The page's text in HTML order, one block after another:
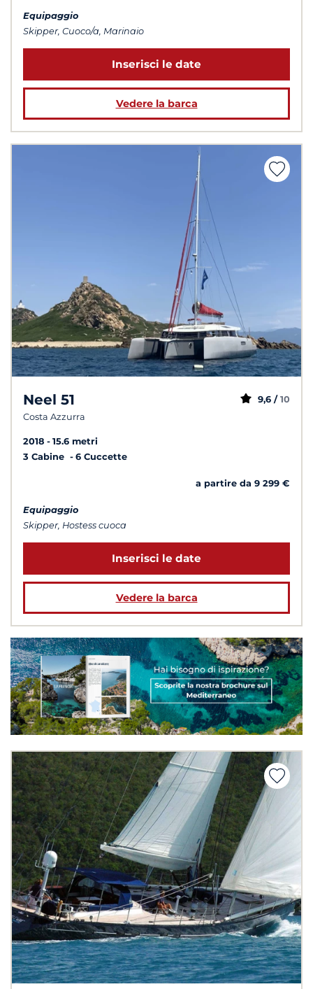
Equipaggio
Skipper, Cuoco/a, Marinaio
Inserisci le date
Vedere la barca
Neel 51
Costa Azzurra
9,6 / 10
2018
15.6 metri
3 Cabine
6 Cuccette
a partire da 9 299 €
Equipaggio
Skipper, Hostess cuoca
Inserisci le date
Vedere la barca